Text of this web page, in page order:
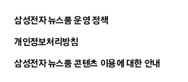
삼성전자 뉴스룸 운영 정책
개인정보처리방침
삼성전자 뉴스룸 콘텐츠 이용에 대한 안내